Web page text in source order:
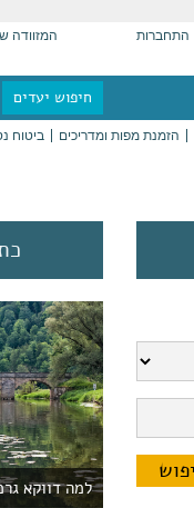
התחברות המזוודה
חיפוש יעדים
הזמנת מפות ומדריכים ביטוח
למה דווקא